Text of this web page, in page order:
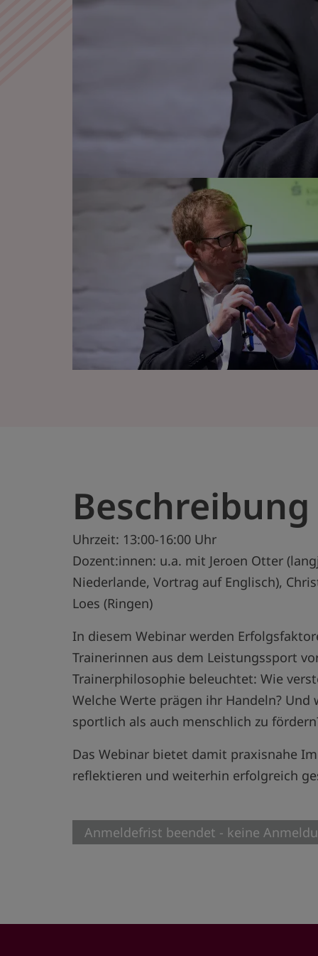
Beschreibung
Uhrzeit: 13:00-16:00 Uhr
Dozent:innen: u.a. mit Jeroen Otter
Niederlande, Vortrag auf Englisch),
Loes (Ringen)
In diesem Webinar werden
Trainerinnen aus dem Leistungssport
Trainerphilosophie beleuchtet: Wie
Welche Werte prägen ihr Handeln?
sportlich als auch menschlich zu
Das Webinar bietet damit praxisnahe
reflektieren und weiterhin erfolgreich
Anmeldefrist beendet - keine